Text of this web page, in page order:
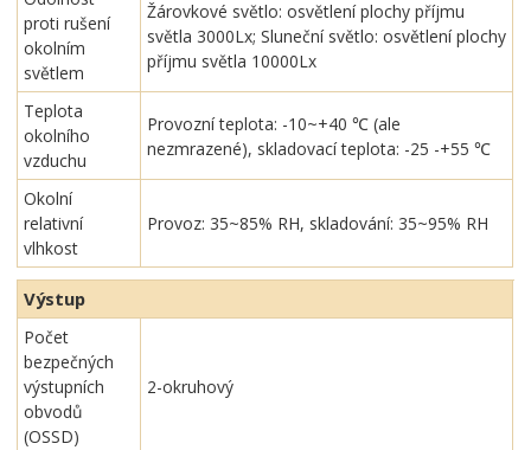
proti rušení
okolním
světlem
Žárovkové světlo: osvětlení plochy příjmu
světla 3000Lx; Sluneční světlo: osvětlení plochy
příjmu světla 10000Lx
Teplota
okolního
vzduchu
Provozní teplota: -10~+40 ℃ (ale
nezmrazené), skladovací teplota: -25 -+55 ℃
Okolní
relativní
vlhkost
Provoz: 35~85% RH, skladování: 35~95% RH
Výstup
Počet
bezpečných
výstupních
obvodů
(OSSD)
2-okruhový